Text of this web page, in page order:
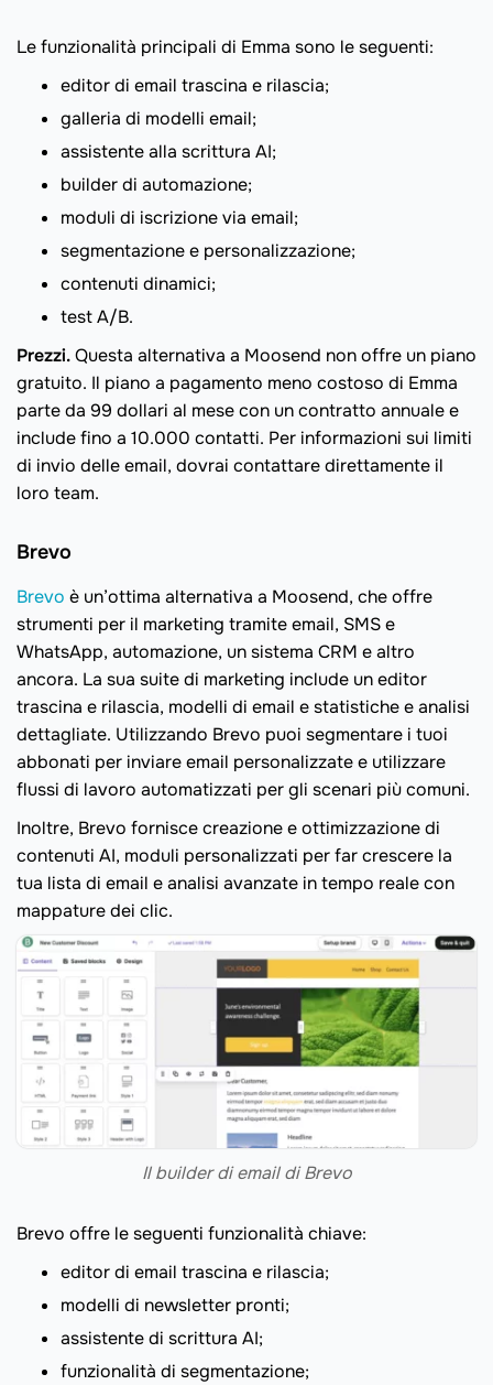
Le funzionalità principali di Emma sono le seguenti:
editor di email trascina e rilascia;
galleria di modelli email;
assistente alla scrittura AI;
builder di automazione;
moduli di iscrizione via email;
segmentazione e personalizzazione;
contenuti dinamici;
test A/B.
Prezzi.Questa alternativa a Moosend non offre un piano
gratuito. Il piano a pagamento meno costoso di Emma
parte da 99 dollari al mese con un contratto annuale e
include fino a 10.000 contatti. Per informazioni sui limiti
di invio delle email, dovrai contattare direttamente il
loro team.
Brevo
Brevo è un’ottima alternativa a Moosend, che offre
strumenti per il marketing tramite email, SMS e
WhatsApp, automazione, un sistema CRM e altro
ancora. La sua suite di marketing include un editor
trascina e rilascia, modelli di email e statistiche e analisi
dettagliate. Utilizzando Brevo puoi segmentare i tuoi
abbonati per inviare email personalizzate e utilizzare
flussi di lavoro automatizzati per gli scenari più comuni.
Inoltre, Brevo fornisce creazione e ottimizzazione di
contenuti AI, moduli personalizzati per far crescere la
tua lista di email e analisi avanzate in tempo reale con
mappature dei clic.
Il builder di email di Brevo
Brevo offre le seguenti funzionalità chiave:
editor di email trascina e rilascia;
modelli di newsletter pronti;
assistente di scrittura AI;
funzionalità di segmentazione;